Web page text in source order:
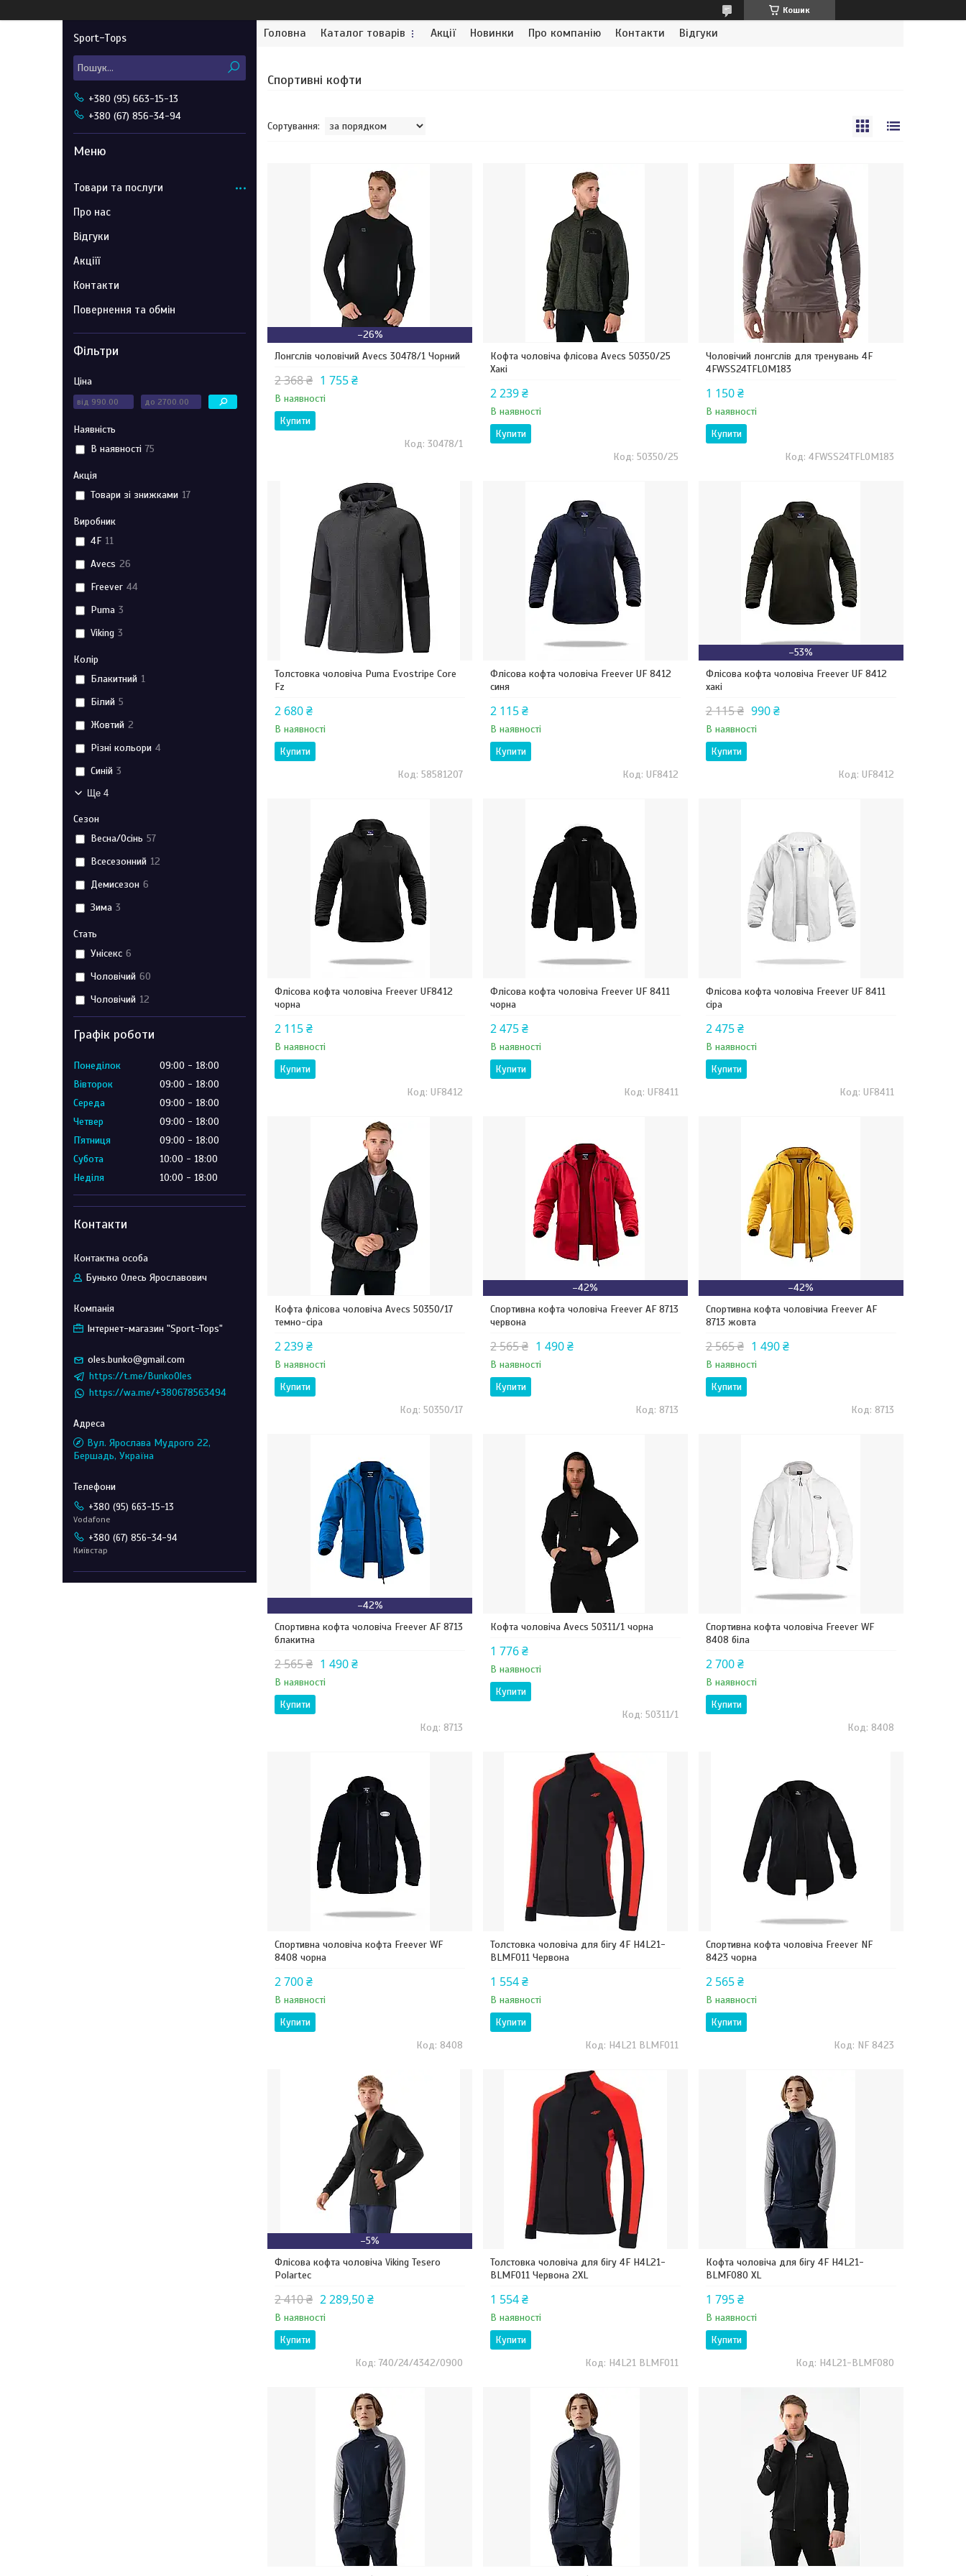
Кошик
Головна Каталог товарів Акції Новинки Про компанію Контакти Відгуки
Спортивні кофти
–26%
Лонгслів чоловічий Avecs 30478/1 Чорний
2 368 ₴ 1 755 ₴
В наявності
Купити
30478/1
Кофта чоловіча флісова Avecs 50350/25
Хакі
2 239 ₴
В наявності
Купити
50350/25
Чоловічий лонгслів для тренувань 4F
4FWSS24TFLOM183
1 150 ₴
В наявності
Купити
4FWSS24TFLOM183
Толстовка чоловіча Puma Evostripe Core
Fz
2 680 ₴
В наявності
Купити
58581207
Флісова кофта чоловіча Freever UF 8412
синя
2 115 ₴
В наявності
Купити
UF8412
–53%
Флісова кофта чоловіча Freever UF 8412
хакі
2 115 ₴ 990 ₴
В наявності
Купити
UF8412
Флісова кофта чоловіча Freever UF8412
чорна
2 115 ₴
В наявності
Купити
UF8412
Флісова кофта чоловіча Freever UF 8411
чорна
2 475 ₴
В наявності
Купити
UF8411
Флісова кофта чоловіча Freever UF 8411
сіра
2 475 ₴
В наявності
Купити
UF8411
Кофта флісова чоловіча Avecs 50350/17
темно-сіра
2 239 ₴
В наявності
Купити
50350/17
–42%
Спортивна кофта чоловіча Freever AF 8713
червона
2 565 ₴ 1 490 ₴
В наявності
Купити
8713
–42%
Спортивна кофта чоловічиа Freever AF
8713 жовта
2 565 ₴ 1 490 ₴
В наявності
Купити
8713
–42%
Спортивна кофта чоловіча Freever AF 8713
блакитна
2 565 ₴ 1 490 ₴
В наявності
Купити
8713
Кофта чоловіча Avecs 50311/1 чорна
1 776 ₴
В наявності
Купити
50311/1
Спортивна кофта чоловіча Freever WF
8408 біла
2 700 ₴
В наявності
Купити
8408
Спортивна чоловіча кофта Freever WF
8408 чорна
2 700 ₴
В наявності
Купити
8408
Толстовка чоловіча для бігу 4F H4L21-
BLMF011 Червона
1 554 ₴
В наявності
Купити
H4L21 BLMF011
Спортивна кофта чоловіча Freever NF
8423 чорна
2 565 ₴
В наявності
Купити
NF 8423
–5%
Флісова кофта чоловіча Viking Tesero
Polartec
2 410 ₴ 2 289,50 ₴
В наявності
Купити
740/24/4342/0900
Толстовка чоловіча для бігу 4F H4L21-
BLMF011 Червона 2XL
1 554 ₴
В наявності
Купити
H4L21 BLMF011
Кофта чоловіча для бігу 4F H4L21-
BLMF080 XL
1 795 ₴
В наявності
Купити
H4L21-BLMF080
Sport-Tops
+380 (95) 663-15-13
+380 (67) 856-34-94
Товари та послуги
Про нас
Відгуки
Акціїї
Контакти
Повернення та обмін
Фільтри
Ціна
Наявність
В наявності 75
Акція
Товари зі знижками 17
Виробник
4F 11
Avecs 26
Freever 44
Puma 3
Viking 3
Колір
Блакитний 1
Білий 5
Жовтий 2
Різні кольори 4
Синій 3
Ще 4
Сезон
Весна/Осінь 57
Всесезонний 12
Демисезон 6
Зима 3
Стать
Унісекс 6
Чоловічий 60
Чоловічий 12
Графік роботи
Понеділок 09:00
18:00
Вівторок
09:00
18:00
Середа
09:00
18:00
Четвер
09:00
18:00
Пʼятниця
09:00
18:00
Субота
10:00
18:00
Неділя
10:00 18:00
Контакти
Бунько Олесь Ярославович
Інтернет-магазин "Sport-Tops"
oles.bunko@gmail.com
https://t.me/BunkoOles
https://wa.me/+380678563494
Вул. Ярослава Мудрого 22,
Бершадь, Україна
+380 (95) 663-15-13
Vodafone
+380 (67) 856-34-94
Київстар